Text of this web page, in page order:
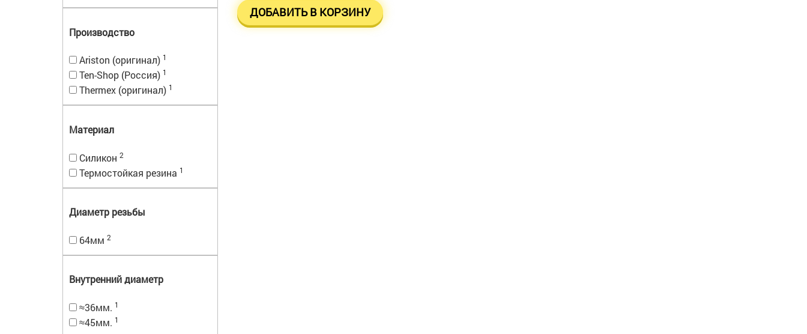
Производство
Ariston (оригинал) 1
Ten-Shop (Россия) 1
Thermex (оригинал) 1
Материал
Силикон 2
Термостойкая резина 1
Диаметр резьбы
64мм 2
Внутренний диаметр
≈36мм. 1
≈45мм. 1
ДОБАВИТЬ В КОРЗИНУ